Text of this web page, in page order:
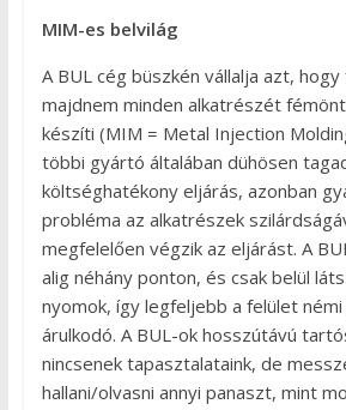
MIM-es belvilág
A BUL cég büszkén vállalja azt,
majdnem minden alkatrészét
készíti (MIM = Metal Injection
többi gyártó általában dühösen
költséghatékony eljárás, azonban
probléma az alkatrészek
megfelelően végzik az eljárást. A
alig néhány ponton, és csak belül
nyomok, így legfeljebb a felület
árulkodó. A BUL-ok hosszútávú
nincsenek tapasztalataink, de
hallani/olvasni annyi panaszt, mint